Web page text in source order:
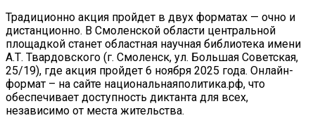
Традиционно акция пройдет в двух форматах — очно и
дистанционно. В Смоленской области центральной
площадкой станет областная научная библиотека имени
А.Т. Твардовского (г. Смоленск, ул. Большая Советская,
25/19), где акция пройдет 6 ноября 2025 года. Онлайн-
формат – на сайте национальнаяполитика.рф, что
обеспечивает доступность диктанта для всех,
независимо от места жительства.